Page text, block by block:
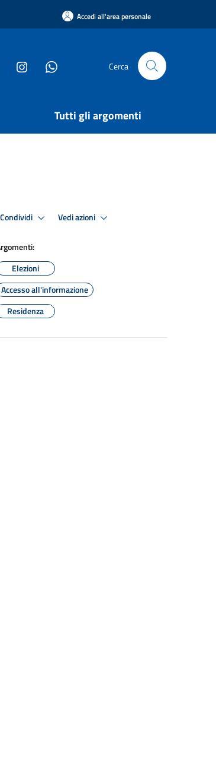
Accedi all'area personale
Cerca
Tutti gli argomenti
Condividi Vedi azioni
Elezioni
Accesso all'informazione
Residenza